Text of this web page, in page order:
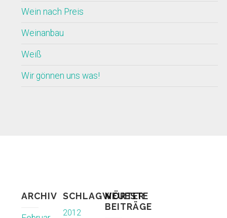
Wein nach Preis
Weinanbau
Weiß
Wir gönnen uns was!
ARCHIV SCHLAGWÖRTER
2012
NEUESTE
BEITRÄGE